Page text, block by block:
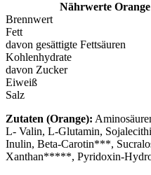
Nährwerte Orange
Brennwert
Fett
davon gesättigte Fettsäuren
Kohlenhydrate
davon Zucker
Eiweiß
Salz
Zutaten (Orange):
L- Valin, L-Glutamin,
Inulin, Beta-Carotin***,
Xanthan*****, Pyridoxin-